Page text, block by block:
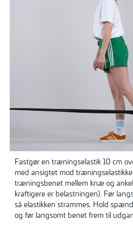
Fastgør en træningselastik 10 cm
med ansigtet mod
træningsbenet mellem knæ og
kraftigere er belastningen). Før
så elastikken strammes. Hold
og før langsomt benet frem til